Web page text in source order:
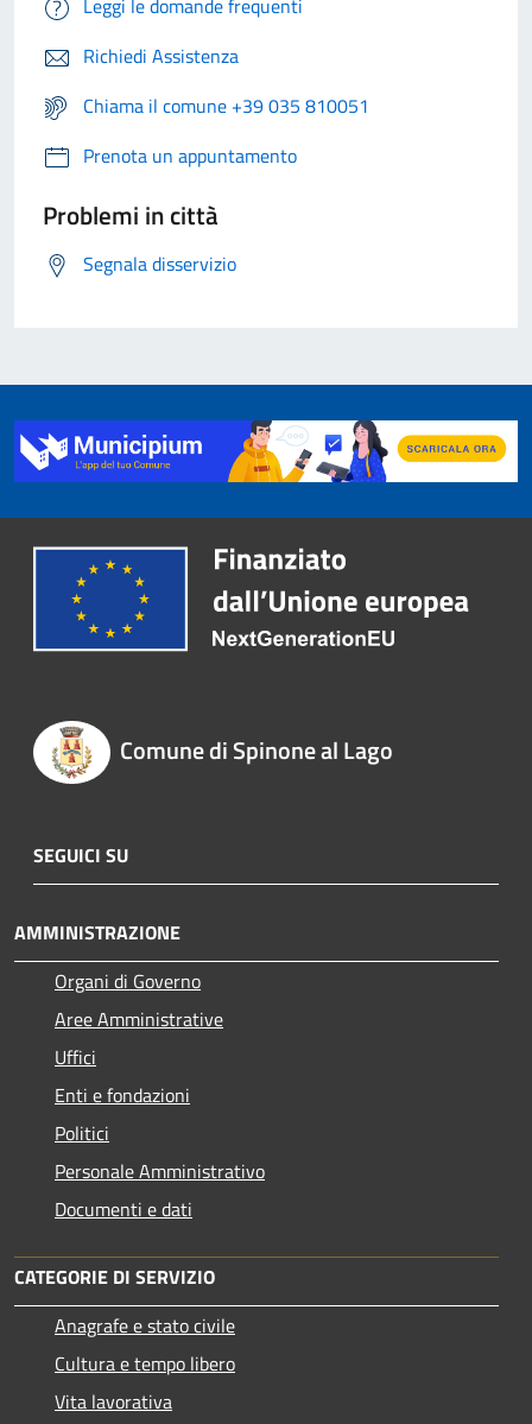
Leggi le domande frequenti
Richiedi Assistenza
Chiama il comune +39 035 810051
Prenota un appuntamento
Problemi in città
Segnala disservizio
Comune di Spinone al Lago
SEGUICI SU
AMMINISTRAZIONE
Organi di Governo
Aree Amministrative
Uffici
Enti e fondazioni
Politici
Personale Amministrativo
Documenti e dati
CATEGORIE DI SERVIZIO
Anagrafe e stato civile
Cultura e tempo libero
Vita lavorativa